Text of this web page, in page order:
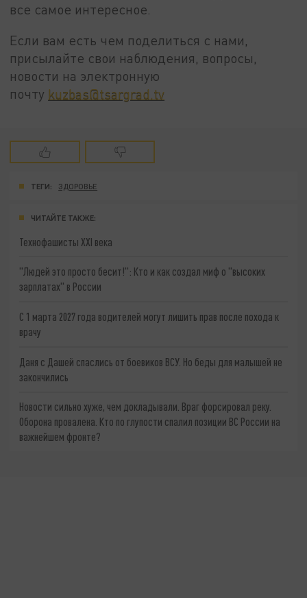
все самое интересное.
Если вам есть чем поделиться с нами,
присылайте свои наблюдения, вопросы,
новости на электронную
почту kuzbas@tsargrad.tv
ТЕГИ: ЗДОРОВЬЕ
ЧИТАЙТЕ ТАКЖЕ:
Технофашисты XXI века
"Людей это просто бесит!": Кто и как создал миф о "высоких
зарплатах" в России
С 1 марта 2027 года водителей могут лишить прав после похода к
врачу
Даня с Дашей спаслись от боевиков ВСУ. Но беды для малышей не
закончились
Новости сильно хуже, чем докладывали. Враг форсировал реку.
Оборона провалена. Кто по глупости спалил позиции ВС России на
важнейшем фронте?